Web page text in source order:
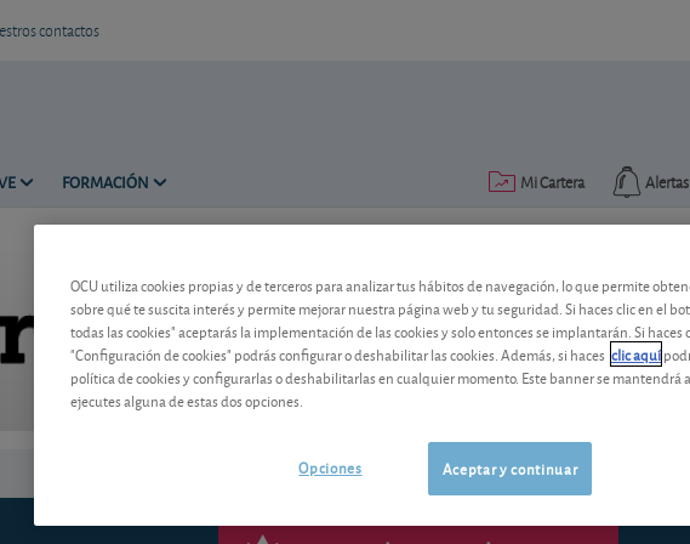
contactos
FORMACIÓN Alertas
Mi Cartera
Tiempo de lectura: 2 min.
El pay out de una acción,
OCU utiliza cookies propias y de terceros para analizar tus hábitos de navegación, lo que permite
sobre qué te suscita interés y permite mejorar nuestra página web y tu seguridad. Si haces clic en el
todas las cookies" aceptarás la implementación de las cookies y solo entonces se implantarán. Si haces
"Configuración de cookies" podrás configurar o deshabilitar las cookies. Además, si haces clic aquí
política de cookies y configurarlas o deshabilitarlas en cualquier momento. Este banner se mantendrá
ejecutes alguna de estas dos opciones.
Aceptar y continuar
Opciones